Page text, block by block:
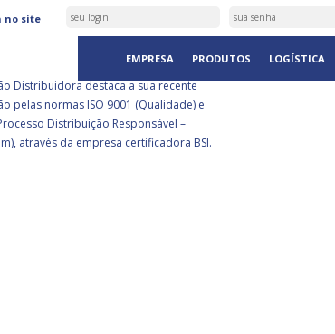
no site
EMPRESA PRODUTOS LOGÍSTICA
DISTRIBUIDORA É
PELA BSI
Distribuidora destaca a sua recente
pelas normas ISO 9001 (Qualidade) e
Distribuição Responsável –
através da empresa certificadora BSI.